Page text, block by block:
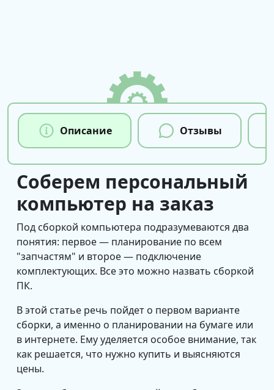
Описание Отзывы
Соберем персональный
компьютер на заказ
Под сборкой компьютера подразумеваются два
понятия: первое — планирование по всем
"запчастям" и второе — подключение
комплектующих. Все это можно назвать сборкой
ПК.
В этой статье речь пойдет о первом варианте
сборки, а именно о планировании на бумаге или
в интернете. Ему уделяется особое внимание, так
как решается, что нужно купить и выясняются
цены.